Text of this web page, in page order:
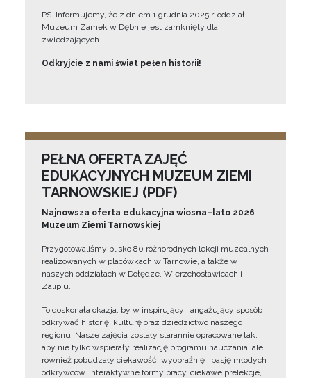
PS. Informujemy, że z dniem 1 grudnia 2025 r. oddział
Muzeum Zamek w Dębnie jest zamknięty dla
zwiedzających.
Odkryjcie z nami świat pełen historii!
PEŁNA OFERTA ZAJĘĆ
EDUKACYJNYCH MUZEUM ZIEMI
TARNOWSKIEJ (PDF)
Najnowsza oferta edukacyjna wiosna–lato 2026
Muzeum Ziemi Tarnowskiej
Przygotowaliśmy blisko 80 różnorodnych lekcji muzealnych
realizowanych w placówkach w Tarnowie, a także w
naszych oddziałach w Dołędze, Wierzchosławicach i
Zalipiu.
To doskonała okazja, by w inspirujący i angażujący sposób
odkrywać historię, kulturę oraz dziedzictwo naszego
regionu. Nasze zajęcia zostały starannie opracowane tak,
aby nie tylko wspierały realizację programu nauczania, ale
również pobudzały ciekawość, wyobraźnię i pasję młodych
odkrywców. Interaktywne formy pracy, ciekawe prelekcje,